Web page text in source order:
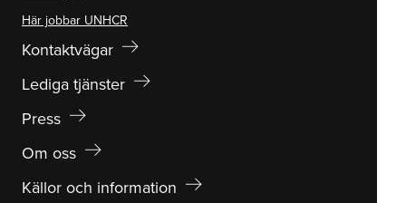
Här jobbar UNHCR
Kontaktvägar arrow_right_alt
Lediga tjänster arrow_right_alt
Press arrow_right_alt
Om oss arrow_right_alt
Källor och information arrow_right_alt